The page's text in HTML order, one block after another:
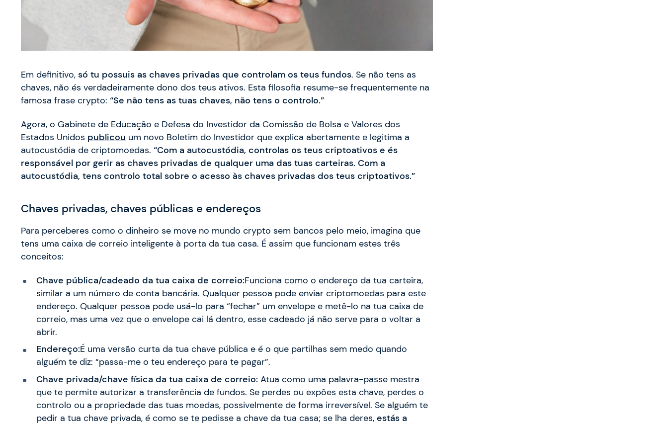
Em definitivo, só tu possuis as chaves privadas que controlam os teus fundos. Se não tens as
chaves, não és verdadeiramente dono dos teus ativos. Esta filosofia resume-se frequentemente na
famosa frase crypto: “Se não tens as tuas chaves, não tens o controlo.”
Agora, o Gabinete de Educação e Defesa do Investidor da Comissão de Bolsa e Valores dos
Estados Unidos publicou um novo Boletim do Investidor que explica abertamente e legitima a
autocustódia de criptomoedas. “Com a autocustódia, controlas os teus criptoativos e és
responsável por gerir as chaves privadas de qualquer uma das tuas carteiras. Com a
autocustódia, tens controlo total sobre o acesso às chaves privadas dos teus criptoativos.”
Chaves privadas, chaves públicas e endereços
Para perceberes como o dinheiro se move no mundo crypto sem bancos pelo meio, imagina que
tens uma caixa de correio inteligente à porta da tua casa. É assim que funcionam estes três
conceitos:
Chave pública/cadeado da tua caixa de correio:Funciona como o endereço da tua carteira,
similar a um número de conta bancária. Qualquer pessoa pode enviar criptomoedas para este
endereço. Qualquer pessoa pode usá-lo para “fechar” um envelope e metê-lo na tua caixa de
correio, mas uma vez que o envelope cai lá dentro, esse cadeado já não serve para o voltar a
abrir.
Endereço:É uma versão curta da tua chave pública e é o que partilhas sem medo quando
alguém te diz: “passa-me o teu endereço para te pagar”.
Chave privada/chave física da tua caixa de correio: Atua como uma palavra-passe mestra
que te permite autorizar a transferência de fundos. Se perdes ou expões esta chave, perdes o
controlo ou a propriedade das tuas moedas, possivelmente de forma irreversível. Se alguém te
pedir a tua chave privada, é como se te pedisse a chave da tua casa; se lha deres, estás a